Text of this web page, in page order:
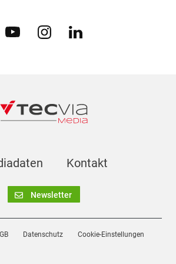
Kontakt
Newsletter
Datenschutz Cookie-Einstellungen